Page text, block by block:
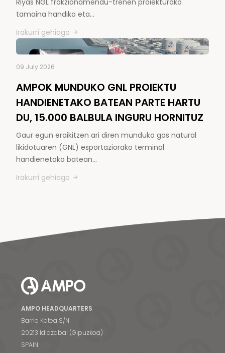
tamaina handiko eta…
Irakurri gehiago
09 July 2026
AMPOK MUNDUKO GNL PROIEKTU
HANDIENETAKO BATEAN PARTE HARTU
DU, 15.000 BALBULA INGURU HORNITUZ
Gaur egun eraikitzen ari diren munduko gas natural
likidotuaren (GNL) esportaziorako terminal
handienetako batean…
Irakurri gehiago
AMPO HEADQUARTERS
Barrio Katea S/N
20213 Idiazabal (Gipuzkoa)
SPAIN